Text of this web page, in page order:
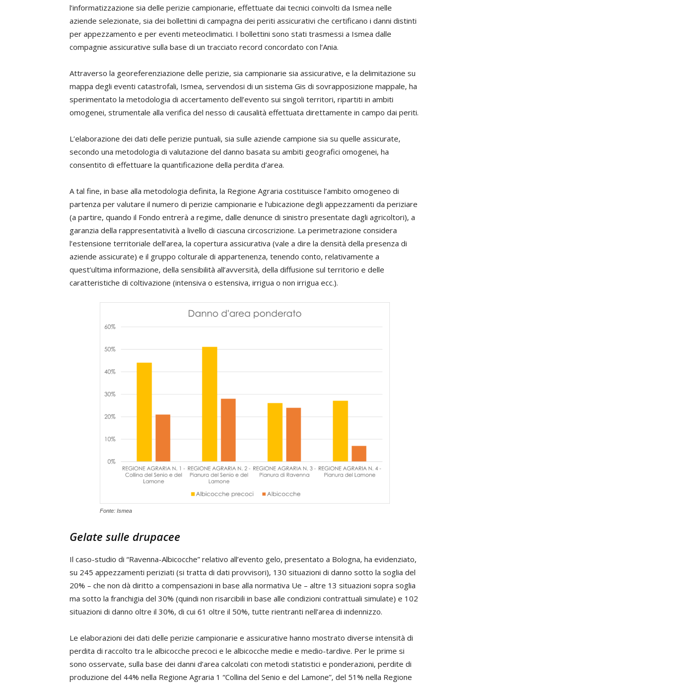
l’informatizzazione sia delle perizie campionarie, effettuate dai tecnici coinvolti da Ismea nelle
aziende selezionate, sia dei bollettini di campagna dei periti assicurativi che certificano i danni distinti
per appezzamento e per eventi meteoclimatici. I bollettini sono stati trasmessi a Ismea dalle
compagnie assicurative sulla base di un tracciato record concordato con l’Ania.
Attraverso la georeferenziazione delle perizie, sia campionarie sia assicurative, e la delimitazione su
mappa degli eventi catastrofali, Ismea, servendosi di un sistema Gis di sovrapposizione mappale, ha
sperimentato la metodologia di accertamento dell’evento sui singoli territori, ripartiti in ambiti
omogenei, strumentale alla verifica del nesso di causalità effettuata direttamente in campo dai periti.
L’elaborazione dei dati delle perizie puntuali, sia sulle aziende campione sia su quelle assicurate,
secondo una metodologia di valutazione del danno basata su ambiti geografici omogenei, ha
consentito di effettuare la quantificazione della perdita d’area.
A tal fine, in base alla metodologia definita, la Regione Agraria costituisce l’ambito omogeneo di
partenza per valutare il numero di perizie campionarie e l’ubicazione degli appezzamenti da periziare
(a partire, quando il Fondo entrerà a regime, dalle denunce di sinistro presentate dagli agricoltori), a
garanzia della rappresentatività a livello di ciascuna circoscrizione. La perimetrazione considera
l’estensione territoriale dell’area, la copertura assicurativa (vale a dire la densità della presenza di
aziende assicurate) e il gruppo colturale di appartenenza, tenendo conto, relativamente a
quest’ultima informazione, della sensibilità all’avversità, della diffusione sul territorio e delle
caratteristiche di coltivazione (intensiva o estensiva, irrigua o non irrigua ecc.).
Fonte: Ismea
Gelate sulle drupacee
Il caso-studio di “Ravenna-Albicocche” relativo all’evento gelo, presentato a Bologna, ha evidenziato,
su 245 appezzamenti periziati (si tratta di dati provvisori), 130 situazioni di danno sotto la soglia del
20% – che non dà diritto a compensazioni in base alla normativa Ue – altre 13 situazioni sopra soglia
ma sotto la franchigia del 30% (quindi non risarcibili in base alle condizioni contrattuali simulate) e 102
situazioni di danno oltre il 30%, di cui 61 oltre il 50%, tutte rientranti nell’area di indennizzo.
Le elaborazioni dei dati delle perizie campionarie e assicurative hanno mostrato diverse intensità di
perdita di raccolto tra le albicocche precoci e le albicocche medie e medio-tardive. Per le prime si
sono osservate, sulla base dei danni d’area calcolati con metodi statistici e ponderazioni, perdite di
produzione del 44% nella Regione Agraria 1 “Collina del Senio e del Lamone”, del 51% nella Regione